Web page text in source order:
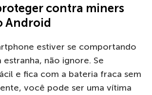
contra miners
Android
estiver se comportando
estranha, não ignore. Se
e fica com a bateria fraca sem
você pode ser uma vítima